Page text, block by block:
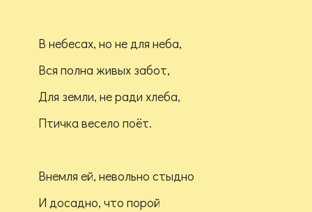
В небесах, но не для неба,
Вся полна живых забот,
Для земли, не ради хлеба,
Птичка весело поёт.
Внемля ей, невольно стыдно
И досадно, что порой